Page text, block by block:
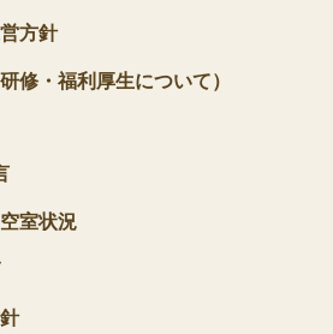
方針
修・福利厚生について）
室状況